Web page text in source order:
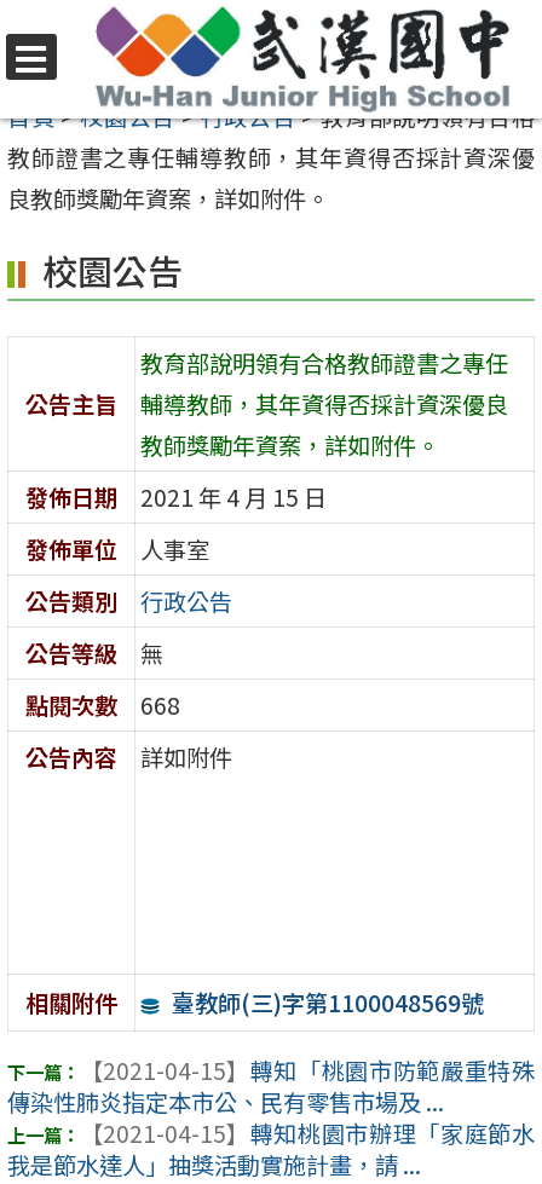
至
要
內
區
選
單
首頁>校園公告>行政公告>教育部說明領有合格
教師證書之專任輔導教師，其年資得否採計資深優
良教師獎勵年資案，詳如附件。
校園公告
公告主旨
教育部說明領有合格教師證書之專任
輔導教師，其年資得否採計資深優良
教師獎勵年資案，詳如附件。
發佈日期
2021 年 4 月 15 日
發佈單位
人事室
公告類別
行政公告
公告等級
無
點閱次數
668
公告內容
詳如附件
相關附件 臺教師(三)字第1100048569號
【2021-04-15】 轉知「桃園市防範嚴重特殊
傳染性肺炎指定本市公、民有零售市場及 ...
【2021-04-15】 轉知桃園市辦理「家庭節水
我是節水達人」抽獎活動實施計畫，請 ...